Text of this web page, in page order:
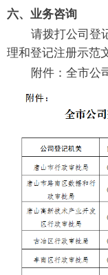
六、业务咨询
请拨打公司登记
理和登记注册示范
附件：全市公司